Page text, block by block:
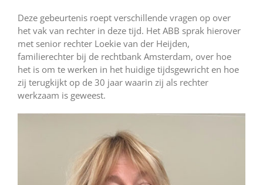
Deze gebeurtenis roept verschillende vragen op over
het vak van rechter in deze tijd. Het ABB sprak hierover
met senior rechter Loekie van der Heijden,
familierechter bij de rechtbank Amsterdam, over hoe
het is om te werken in het huidige tijdsgewricht en hoe
zij terugkijkt op de 30 jaar waarin zij als rechter
werkzaam is geweest.